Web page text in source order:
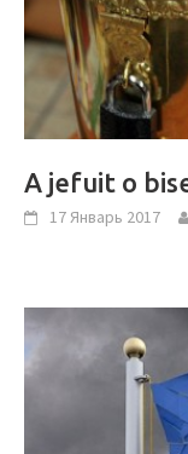
A jefuit o
17 Январь 2017